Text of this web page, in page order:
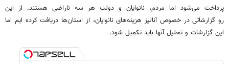
پرداخت می‌شود اما مردم، نانوایان و دولت هر سه ناراضی هستند. از این
رو گزارشاتی در خصوص آنالیز هزینه‌های نانوایان، از استان‌ها دریافت کرده ایم اما
این گزارشات و تحلیل آنها باید تکمیل شود.